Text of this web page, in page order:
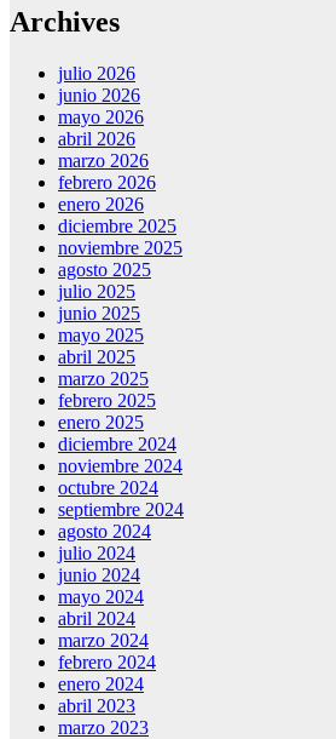
Archives
julio 2026
junio 2026
mayo 2026
abril 2026
marzo 2026
febrero 2026
enero 2026
diciembre 2025
noviembre 2025
agosto 2025
julio 2025
junio 2025
mayo 2025
abril 2025
marzo 2025
febrero 2025
enero 2025
diciembre 2024
noviembre 2024
octubre 2024
septiembre 2024
agosto 2024
julio 2024
junio 2024
mayo 2024
abril 2024
marzo 2024
febrero 2024
enero 2024
abril 2023
marzo 2023